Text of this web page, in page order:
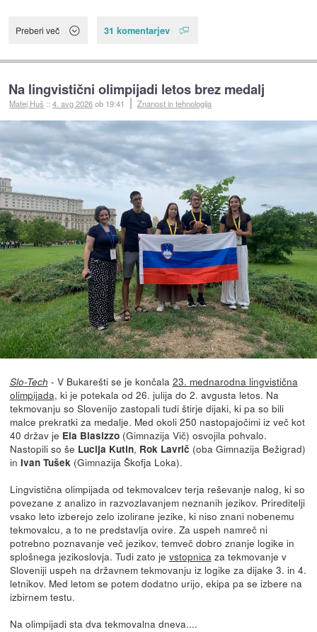
Preberi več 31 komentarjev
Na lingvistični olimpijadi letos brez medalj
Matej Huš ::4. avg 2026ob 19:41 Znanost in tehnologija
Slo-Tech - V Bukarešti se je končala 23. mednarodna lingvistična
olimpijada, ki je potekala od 26. julija do 2. avgusta letos. Na
tekmovanju so Slovenijo zastopali tudi štirje dijaki, ki pa so bili
malce prekratki za medalje. Med okoli 250 nastopajočimi iz več kot
40 držav je Ela Biasizzo(Gimnazija Vič) osvojila pohvalo.
Nastopili so še Lucija Kutin, Rok Lavrič (oba Gimnazija Bežigrad)
in Ivan Tušek(Gimnazija Škofja Loka).
Lingvistična olimpijada od tekmovalcev terja reševanje nalog, ki so
povezane z analizo in razvozlavanjem neznanih jezikov. Prireditelji
vsako leto izberejo zelo izolirane jezike, ki niso znani nobenemu
tekmovalcu, a to ne predstavlja ovire. Za uspeh namreč ni
potrebno poznavanje več jezikov, temveč dobro znanje logike in
splošnega jezikoslovja. Tudi zato je vstopnicaza tekmovanje v
Sloveniji uspeh na državnem tekmovanju iz logike za dijake 3. in 4.
letnikov. Med letom se potem dodatno urijo, ekipa pa se izbere na
izbirnem testu.
Na olimpijadi sta dva tekmovalna dneva....